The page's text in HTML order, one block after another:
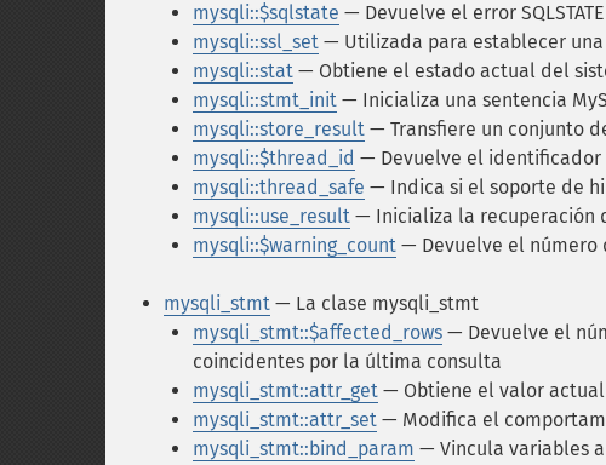
mysqli::$sqlstate — Devuelve el error
mysqli::ssl_set — Utilizada para establecer una
mysqli::stat — Obtiene el estado actual del
mysqli::stmt_init — Inicializa una sentencia
mysqli::store_result — Transfiere un conjunto
mysqli::$thread_id — Devuelve el
mysqli::thread_safe — Indica si el soporte de
mysqli::use_result — Inicializa la recuperación
mysqli::$warning_count — Devuelve el número
mysqli_stmt — La clase mysqli_stmt
mysqli_stmt::$affected_rows — Devuelve el
coincidentes por la última consulta
mysqli_stmt::attr_get — Obtiene el valor
mysqli_stmt::attr_set — Modifica el
mysqli_stmt::bind_param — Vincula variables